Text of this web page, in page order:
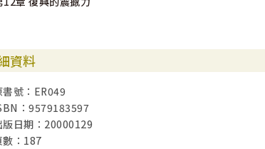
資料
書號：ER049
：9579183597
版日期：20000129
數：187